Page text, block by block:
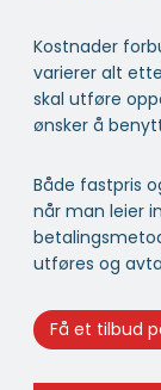
Kostnader
varierer alt
skal utføre
ønsker å
Både fastpris
når man leier
utføres og
Få et tilbud